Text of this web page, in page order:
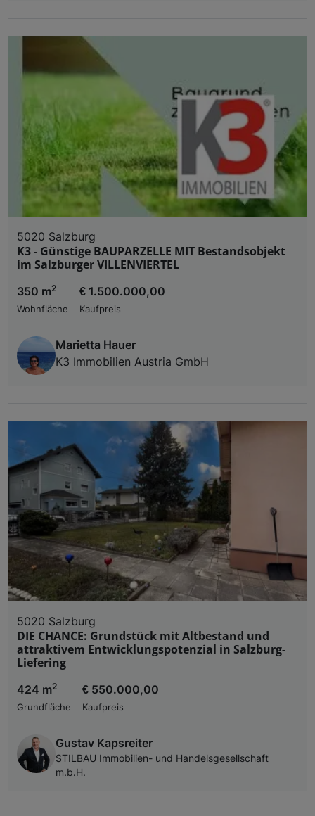
5020 Salzburg
K3 - Günstige BAUPARZELLE MIT Bestandsobjekt
im Salzburger VILLENVIERTEL
350 m2
Wohnfläche
€ 1.500.000,00
Kaufpreis
Marietta Hauer
K3 Immobilien Austria GmbH
5020 Salzburg
DIE CHANCE: Grundstück mit Altbestand und
attraktivem Entwicklungspotenzial in Salzburg-
Liefering
424 m2
Grundfläche
€ 550.000,00
Kaufpreis
Gustav Kapsreiter
STILBAU Immobilien- und Handelsgesellschaft
m.b.H.